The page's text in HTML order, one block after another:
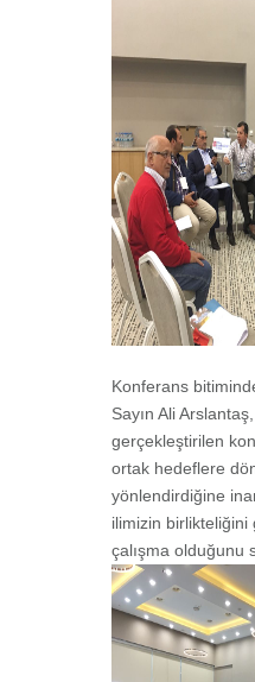
Konferans
Sayın Ali Arslantaş,
gerçekleştirilen
ortak hedeflere
yönlendirdiğine
ilimizin
çalışma olduğunu